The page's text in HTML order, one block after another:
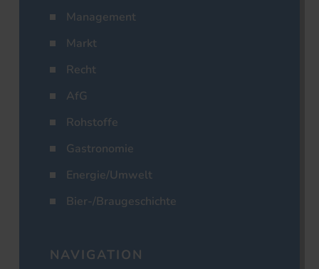
Management
Markt
Recht
AfG
Rohstoffe
Gastronomie
Energie/Umwelt
Bier-/Braugeschichte
NAVIGATION